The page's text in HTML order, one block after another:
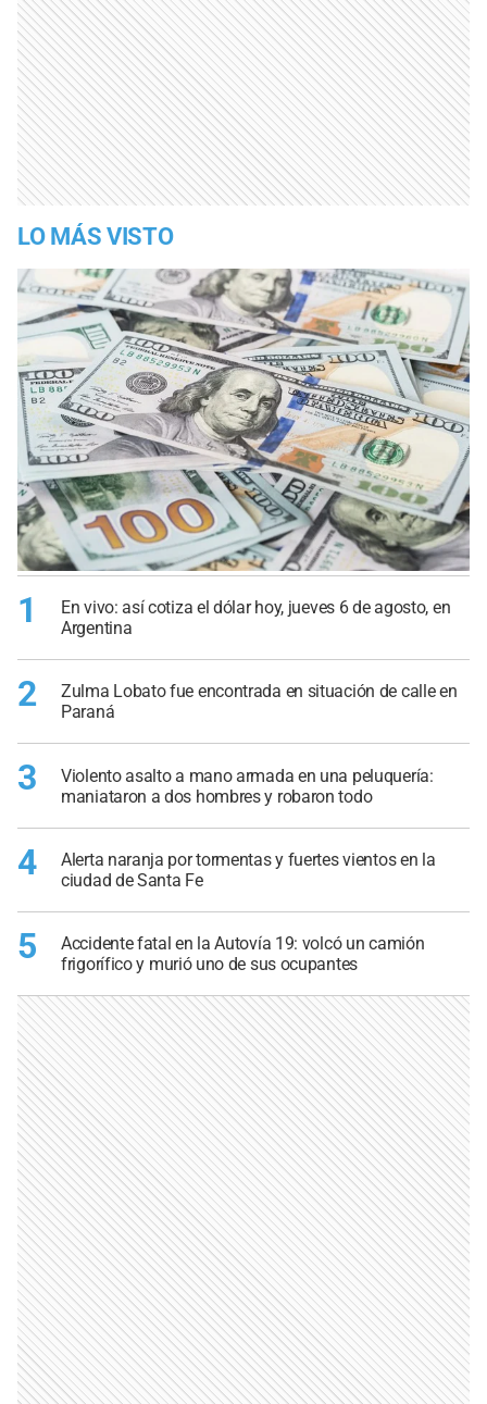
LO MÁS VISTO
1
En vivo: así cotiza el dólar hoy, jueves 6 de agosto, en
Argentina
2
Zulma Lobato fue encontrada en situación de calle en
Paraná
3
Violento asalto a mano armada en una peluquería:
maniataron a dos hombres y robaron todo
4
Alerta naranja por tormentas y fuertes vientos en la
ciudad de Santa Fe
5
Accidente fatal en la Autovía 19: volcó un camión
frigorífico y murió uno de sus ocupantes